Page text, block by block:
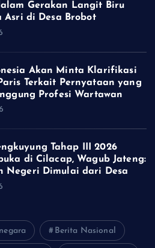
Gerakan Langit Biru
Asri di Desa Brobot
Akan Minta Klarifikasi
Terkait Pernyataan yang
Profesi Wartawan
Tahap III 2026
di Cilacap, Wagub Jateng:
Negeri Dimulai dari Desa
Berita Nasional